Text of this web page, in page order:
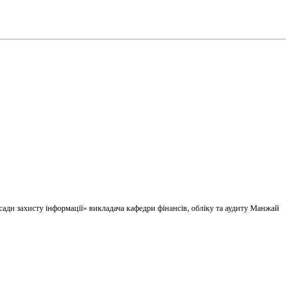
захисту інформації» викладача кафедри фінансів, обліку та аудиту Манжай